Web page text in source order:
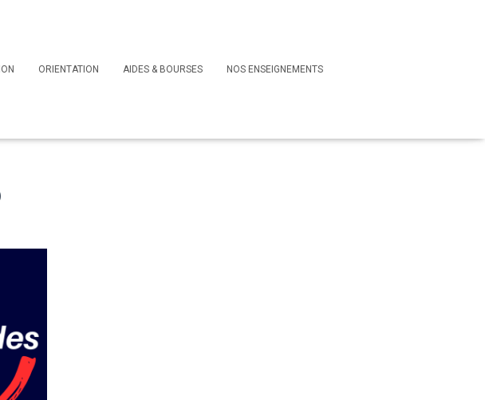
ORIENTATION AIDES & BOURSES NOS ENSEIGNEMENTS